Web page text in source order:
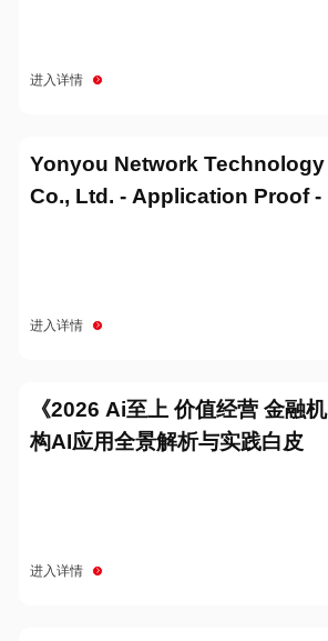
进入详情
Yonyou Network Technology
Co., Ltd. - Application Proof -
进入详情
《2026 Ai至上 价值经营 金融机
构AI应用全景解析与实践白皮
进入详情